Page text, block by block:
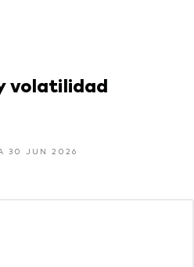
volatilidad
30 JUN 2026